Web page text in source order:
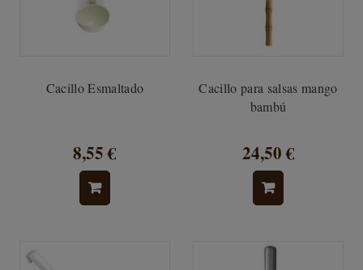
Cacillo Esmaltado
8,55 €
Cacillo para salsas mango
bambú
24,50 €